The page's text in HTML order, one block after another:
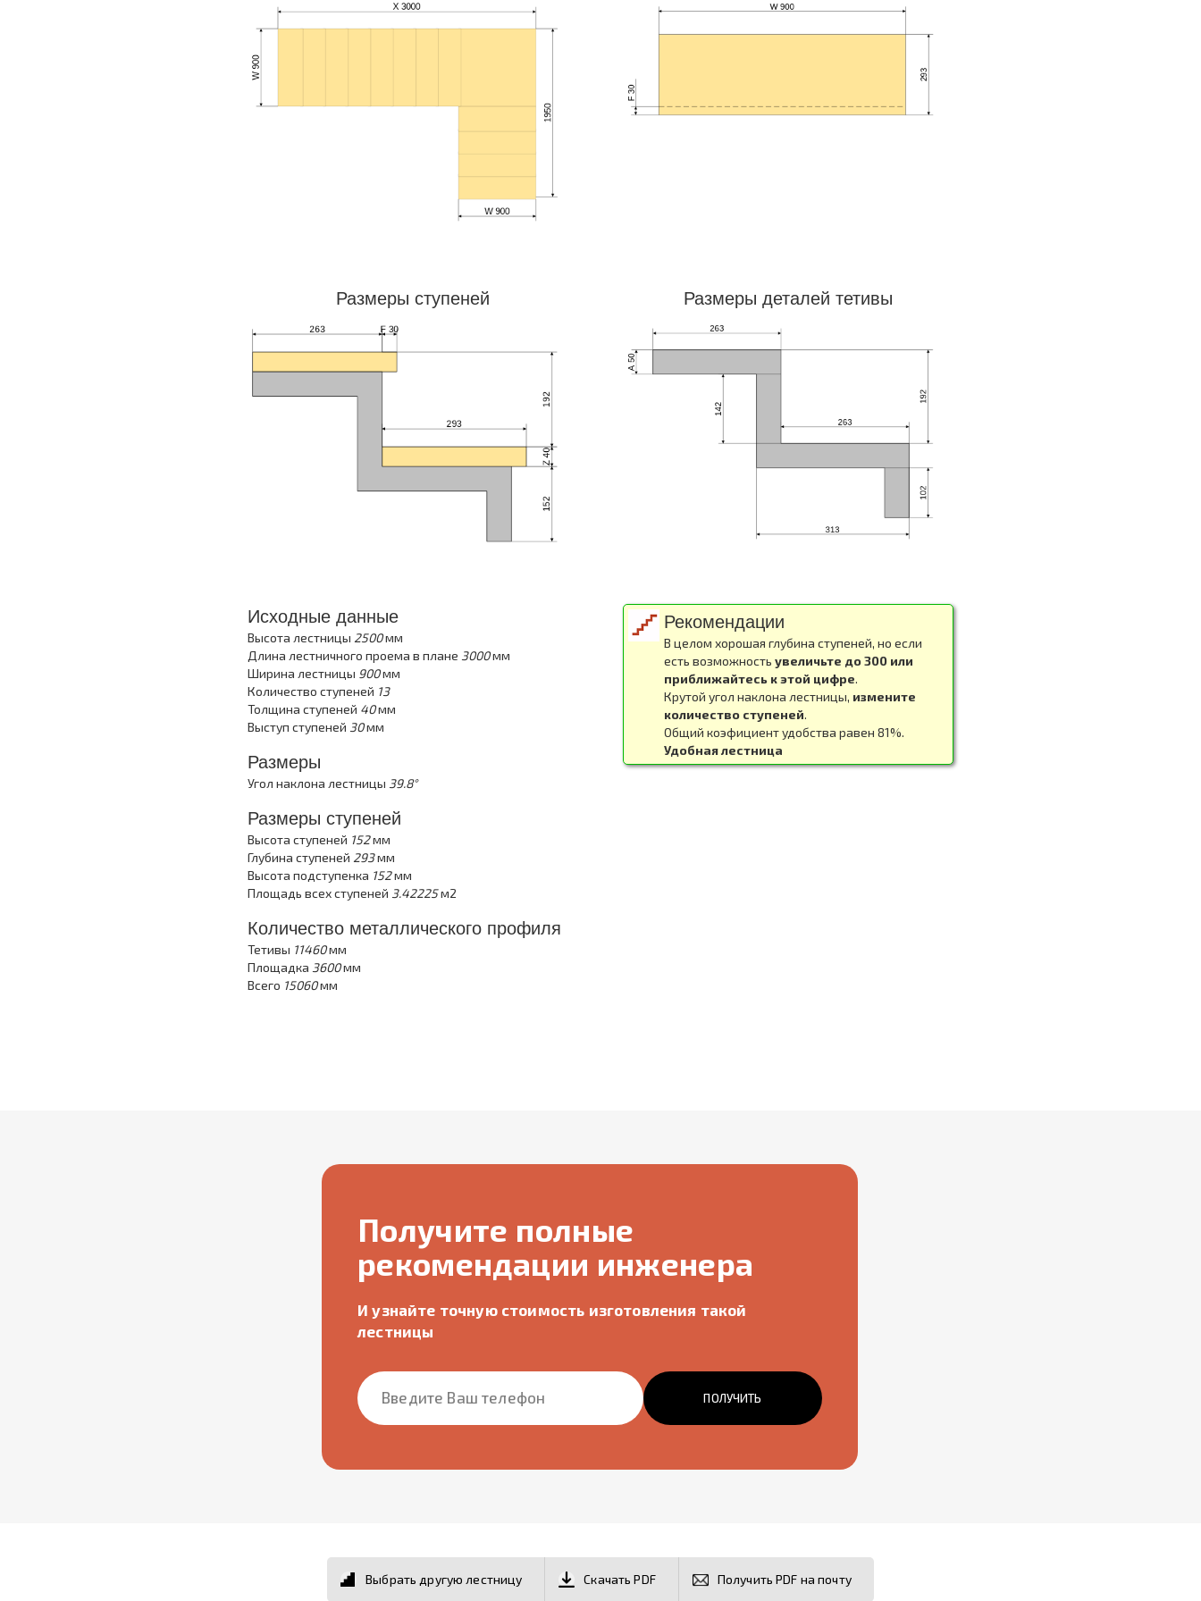
Размеры ступеней Размеры деталей тетивы
Исходные данные
Высота лестницы 2500мм
Длина лестничного проема в плане 3000мм
Ширина лестницы 900мм
Количество ступеней 13
Толщина ступеней 40мм
Выступ ступеней 30мм
Размеры
Угол наклона лестницы 39.8°
Размеры ступеней
Высота ступеней 152мм
Глубина ступеней 293мм
Высота подступенка 152мм
Площадь всех ступеней 3.42225м2
Количество металлического профиля
Тетивы 11460мм
Площадка 3600мм
Всего 15060мм
Рекомендации
В целом хорошая глубина ступеней, но если
есть возможность увеличьте до 300 или
приближайтесь к этой цифре.
Крутой угол наклона лестницы, измените
количество ступеней.
Общий коэфициент удобства равен 81%.
Удобная лестница
Получите полные
рекомендации инженера
И узнайте точную стоимость изготовления такой
лестницы
ПОЛУЧИТЬ
Выбрать другую лестницу Скачать PDF Получить PDF на почту